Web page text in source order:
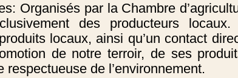
Organisés par la Chambre
des producteurs
locaux, ainsi qu’un contact
de notre terroir, de ses
respectueuse de l’environnement.